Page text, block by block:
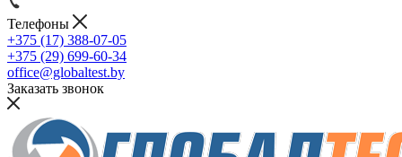
Телефоны
+375 (17) 388-07-05
+375 (29) 699-60-34
office@globaltest.by
Заказать звонок